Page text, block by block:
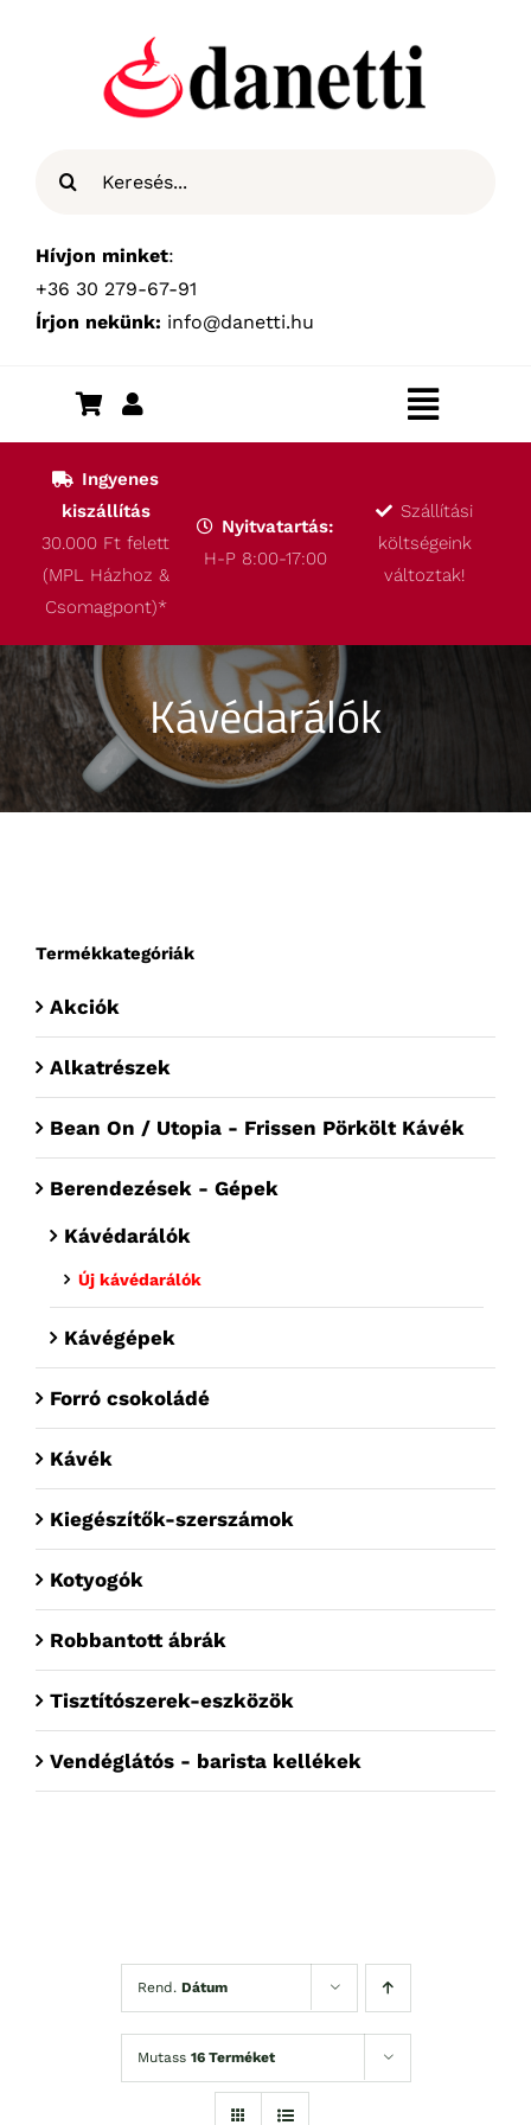
Hívjon minket:
+36 30 279-67-91
Írjon nekünk: info@danetti.hu
Toggle
Kezdőlap
Termékeink
Robbantott ábrák
Kapcsolat
Ingyenes
kiszállítás
30.000 Ft felett
(MPL Házhoz &
Csomagpont)*
Nyitvatartás:
H-P 8:00-17:00
Szállítási
költségeink
változtak!
Kávédarálók
Rend. Dátum
Mutass 16 Terméket
Termékkategóriák
Akciók
Alkatrészek
Bean On / Utopia - Frissen Pörkölt Kávék
Berendezések - Gépek
Kávédarálók
Új kávédarálók
Kávégépek
Forró csokoládé
Kávék
Kiegészítők-szerszámok
Kotyogók
Robbantott ábrák
Tisztítószerek-eszközök
Vendéglátós - barista kellékek